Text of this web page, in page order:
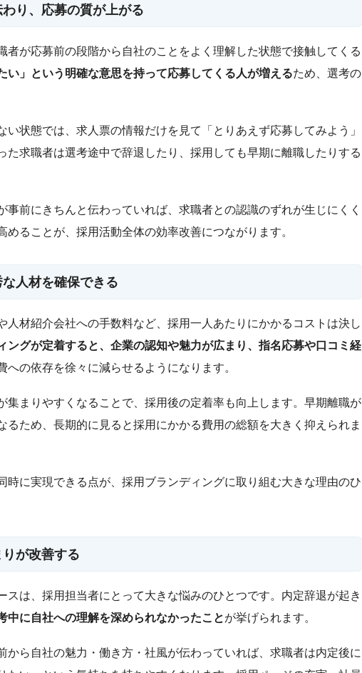
り、応募の質が上がる
者が応募前の段階から自社のことをよく理解した状態で接触してくる
い」という明確な意思を持って応募してくる人が増えるため、選考の
状態では、求人票の情報だけを見て「とりあえず応募してみよう」
た求職者は選考途中で辞退したり、採用しても早期に離職したりする
事前にきちんと伝わっていれば、求職者との認識のずれが生じにくく
ることが、採用活動全体の効率改善につながります。
人材を確保できる
人材紹介会社への手数料など、採用一人あたりにかかるコストは決し
ングが定着すると、企業の認知や魅力が広まり、指名応募や口コミ経
への依存を徐々に減らせるようになります。
集まりやすくなることで、採用後の定着率も向上します。早期離職が
ため、長期的に見ると採用にかかる費用の総額を大きく抑えられま
時に実現できる点が、採用ブランディングに取り組む大きな理由のひ
が改善する
スは、採用担当者にとって大きな悩みのひとつです。内定辞退が起き
中に自社への理解を深められなかったことが挙げられます。
から自社の魅力・働き方・社風が伝わっていれば、求職者は内定後に